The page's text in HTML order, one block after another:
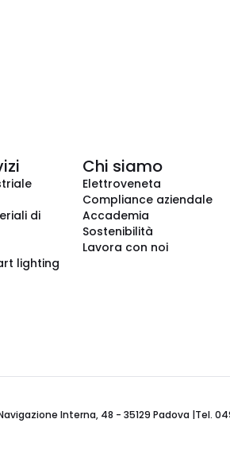
di
lighting
Chi siamo
Elettroveneta
Compliance aziendale
Accademia
Sostenibilità
Lavora con noi
Interna, 48 - 35129 Padova |Tel.